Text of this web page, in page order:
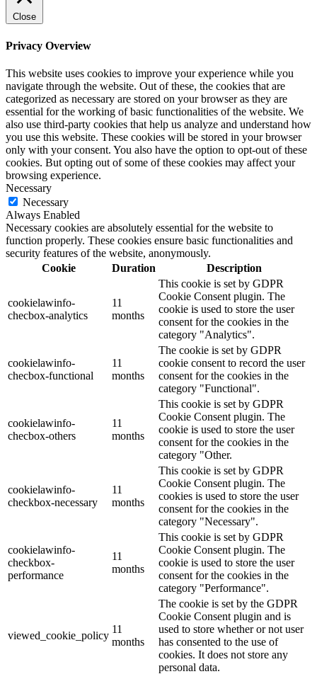
Close
Privacy Overview
This website uses cookies to improve your experience while you
navigate through the website. Out of these, the cookies that are
categorized as necessary are stored on your browser as they are
essential for the working of basic functionalities of the website. We
also use third-party cookies that help us analyze and understand how
you use this website. These cookies will be stored in your browser
only with your consent. You also have the option to opt-out of these
cookies. But opting out of some of these cookies may affect your
browsing experience.
Necessary
Necessary
Always Enabled
Necessary cookies are absolutely essential for the website to
function properly. These cookies ensure basic functionalities and
security features of the website, anonymously.
Cookie
Duration Description
cookielawinfo-
checbox-analytics
11
months
This cookie is set by GDPR
Cookie Consent plugin. The
cookie is used to store the user
consent for the cookies in the
category "Analytics".
cookielawinfo-
checbox-functional
11
months
The cookie is set by GDPR
cookie consent to record the user
consent for the cookies in the
category "Functional".
cookielawinfo-
checbox-others
11
months
This cookie is set by GDPR
Cookie Consent plugin. The
cookie is used to store the user
consent for the cookies in the
category "Other.
cookielawinfo-
checkbox-necessary
11
months
This cookie is set by GDPR
Cookie Consent plugin. The
cookies is used to store the user
consent for the cookies in the
category "Necessary".
cookielawinfo-
checkbox-
performance
11
months
This cookie is set by GDPR
Cookie Consent plugin. The
cookie is used to store the user
consent for the cookies in the
category "Performance".
viewed_cookie_policy
11
months
The cookie is set by the GDPR
Cookie Consent plugin and is
used to store whether or not user
has consented to the use of
cookies. It does not store any
personal data.